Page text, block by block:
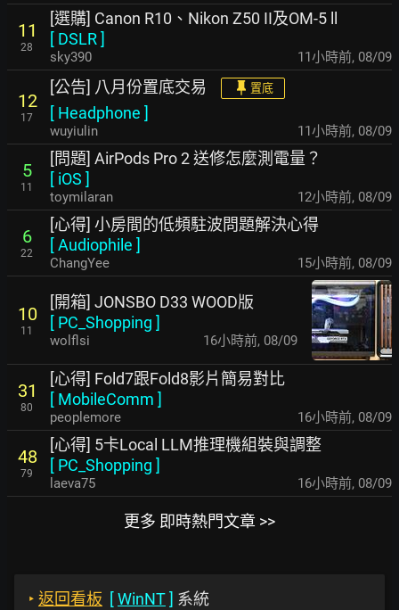
11
28
[選購] Canon R10、Nikon Z50 II及OM-5 ll
[ DSLR]
sky390 11小時前, 08/09
12
17
[公告] 八月份置底交易 置底
[ Headphone ]
wuyiulin 11小時前, 08/09
5
11
[問題] AirPods Pro 2 送修怎麼測電量？
[ iOS ]
toymilaran 12小時前, 08/09
6
22
[心得] 小房間的低頻駐波問題解決心得
[Audiophile ]
ChangYee 15小時前, 08/09
10
11
[開箱] JONSBO D33 WOOD版
[ PC_Shopping ]
wolflsi 16小時前, 08/09
31
80
[心得] Fold7跟Fold8影片簡易對比
[ MobileComm ]
peoplemore 16小時前, 08/09
48
79
[心得] 5卡Local LLM推理機組裝與調整
[ PC_Shopping ]
laeva75 16小時前, 08/09
更多 即時熱門文章 >>
‣ 返回看板 [WinNT] 系統